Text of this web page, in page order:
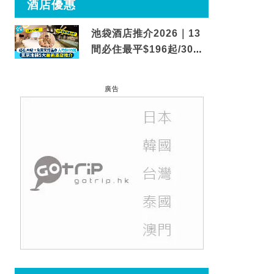
酒店優惠
池袋酒店推介2026｜13
間必住最平$196起/30秒
廣告